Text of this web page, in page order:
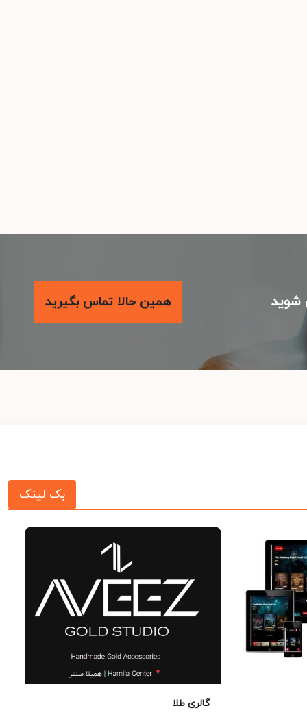
همین حالا تماس بگیرید
بک لینک
گالری طلا